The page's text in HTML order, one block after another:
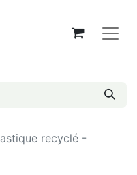
recyclé -